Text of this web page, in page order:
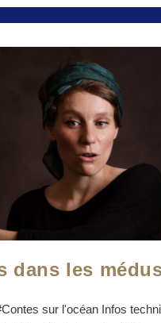
dans les
sur l'océan Infos